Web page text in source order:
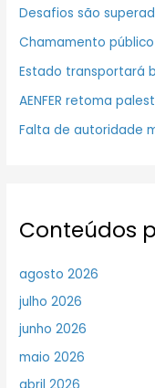
Desafios são
Chamamento
Estado transportará
AENFER retoma
Falta de autoridade
Conteúdos
agosto 2026
julho 2026
junho 2026
maio 2026